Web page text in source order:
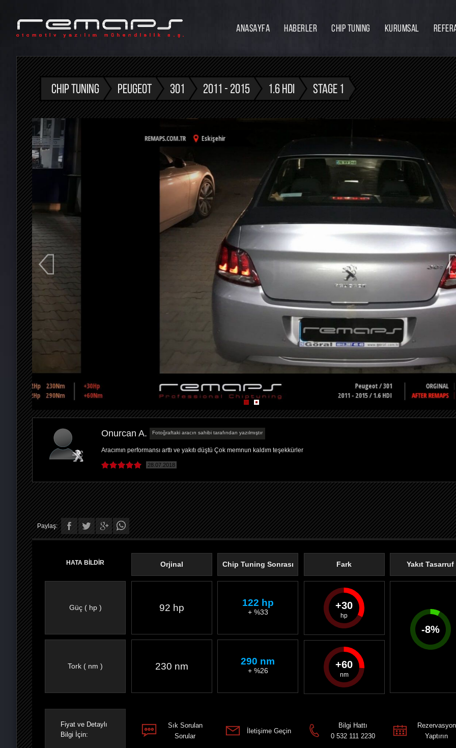
ANASAYFA HABERLER CHIP TUNING KURUMSAL
CHIP TUNING PEUGEOT 301 2011 - 2015 1.6 HDI STAGE 1
Onurcan A. Fotoğraftaki aracın sahibi tarafından yazılmıştır
Aracımın performansı arttı ve yakıtı düştü Çok memnun kaldım teşekkürler
28.07.2018
Paylaş:
HATA BİLDİR
Güç ( hp )
Tork ( nm )
Orjinal
92 hp
230 nm
Chip Tuning Sonrası
122 hp
+ %33
290 nm
+ %26
Fark
30
60
Yakıt Tasarruf
-8%
Fiyat ve Detaylı
Bilgi İçin:
Sık Sorulan
Sorular
İletişime Geçin
Bilgi Hattı
0 532 111 2230
Rezervasyon
Yaptırın